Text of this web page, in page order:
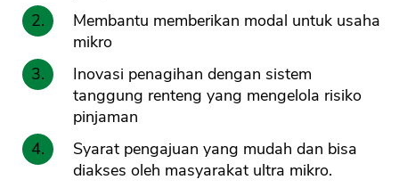
Membantu memberikan modal untuk usaha
mikro
Inovasi penagihan dengan sistem
tanggung renteng yang mengelola risiko
pinjaman
Syarat pengajuan yang mudah dan bisa
diakses oleh masyarakat ultra mikro.